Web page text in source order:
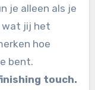
je alleen als je
wat jij het
hoe
bent.
touch.